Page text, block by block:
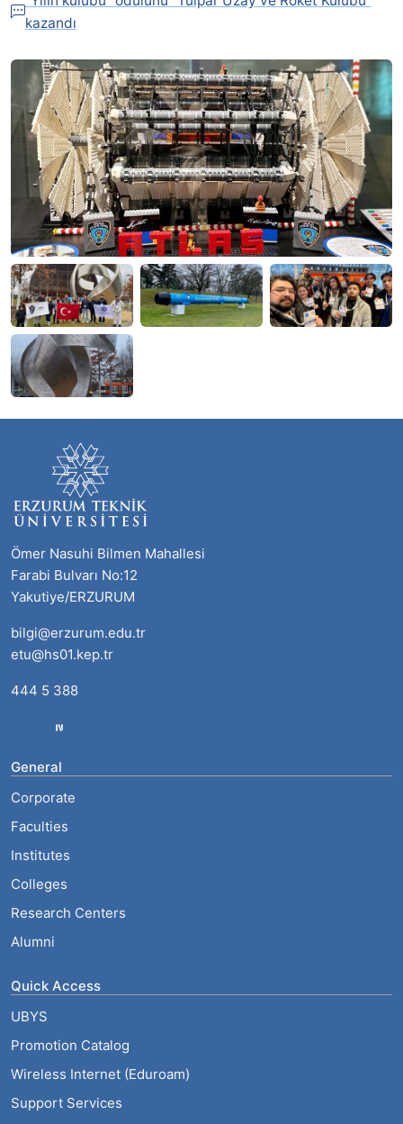
kazandı
Ömer Nasuhi Bilmen Mahallesi
Farabi Bulvarı No:12
Yakutiye/ERZURUM
bilgi@erzurum.edu.tr
etu@hs01.kep.tr
444 5 388
General
Corporate
Faculties
Institutes
Colleges
Research Centers
Alumni
Quick Access
UBYS
Promotion Catalog
Wireless Internet (Eduroam)
Support Services